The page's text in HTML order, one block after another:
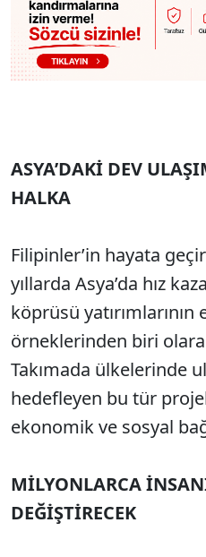
ASYA’DAKİ DEV
HALKA
Filipinler’in hayata
yıllarda Asya’da hız
köprüsü
örneklerinden biri
Takımada ülkelerinde
hedefleyen bu tür
ekonomik ve sosyal
MİLYONLARCA
DEĞİŞTİRECEK